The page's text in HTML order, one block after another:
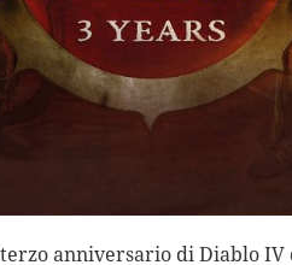
anniversario di Diablo